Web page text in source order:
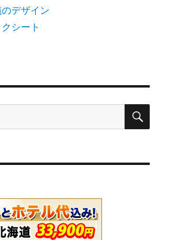
デザイン
シート
検